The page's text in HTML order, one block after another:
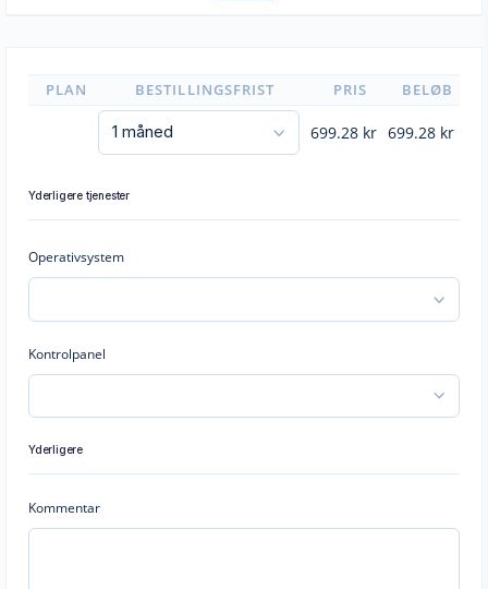
PLAN BESTILLINGSFRIST PRIS BELØB
699.28 kr 699.28 kr
Yderligere tjenester
Operativsystem
Kontrolpanel
Yderligere
Kommentar